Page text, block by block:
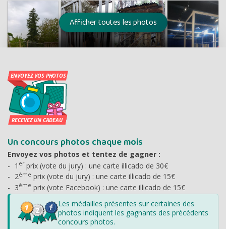
Un concours photos chaque mois
Envoyez vos photos et tentez de gagner :
1 erprix (vote du jury) : une carte illicado de 30€
2ème prix (vote du jury) : une carte illicado de 15€
3ème prix (vote Facebook) : une carte illicado de 15€
Les médailles présentes sur certaines des
photos indiquent les gagnants des précédents
concours photos.